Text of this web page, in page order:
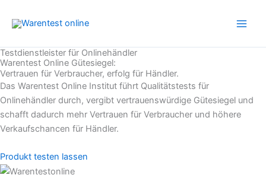
Inhalt
Testdienstleister für Onlinehändler
Warentest Online Gütesiegel:
Vertrauen für Verbraucher, erfolg für Händler.
Das Warentest Online Institut führt Qualitätstests für
Onlinehändler durch, vergibt vertrauenswürdige Gütesiegel und
schafft dadurch mehr Vertrauen für Verbraucher und höhere
Verkaufschancen für Händler.
Produkt testen lassen